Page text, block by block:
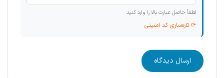
لطفاً حاصل عبارت بالا را وارد کنید
⟳ تازه‌سازی کد امنیتی
ارسال دیدگاه